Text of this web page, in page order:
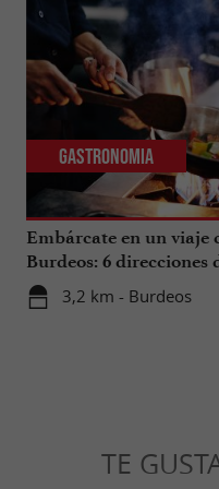
Embárcate en un
Burdeos: 6 direcciones
internacional"
3,2 km - Burdeos
Gastronomia
TE